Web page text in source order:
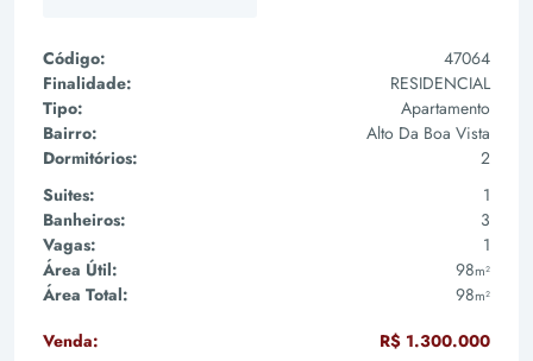
Código:
47064
Finalidade:
RESIDENCIAL
Tipo:
Apartamento
Bairro:
Alto Da Boa Vista
Dormitórios:
2
Suites:
1
Banheiros:
3
Vagas:
1
Área Útil:
98m²
Área Total: 98m²
Venda:
R$ 1.300.000